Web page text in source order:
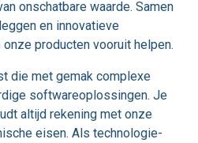
onschatbare waarde. Samen
en innovatieve
producten vooruit helpen.
die met gemak complexe
softwareoplossingen. Je
altijd rekening met onze
eisen. Als technologie-